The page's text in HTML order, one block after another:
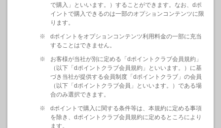
で購入」といいます。）することができます。なお、dポ
イントで購入できるのは一部のオプションコンテンツに限
ります。
※
dポイントをオプションコンテンツ利用料金の一部に充当
することはできません。
※
お客様が当社が別に定める「dポイントクラブ会員規約」
（以下「dポイントクラブ会員規約」といいます。）に基
づき当社が提供する会員制度「dポイントクラブ」の会員
（以下「dポイントクラブ会員」といいます。）である場
合のみ選択できます。
※
dポイントで購入に関する条件等は、本規約に定める事項
を除き、dポイントクラブ会員規約に定めるところにより
ます。